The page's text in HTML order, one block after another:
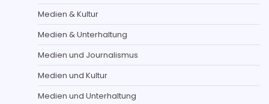
Medien & Kultur
Medien & Unterhaltung
Medien und Journalismus
Medien und Kultur
Medien und Unterhaltung